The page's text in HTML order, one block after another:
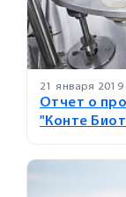
21 января 2019
Отчет о
"Конте